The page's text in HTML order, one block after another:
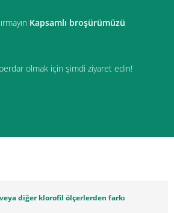
Kapsamlı broşürümüzü
olmak için şimdi ziyaret edin!
diğer klorofil ölçerlerden farkı